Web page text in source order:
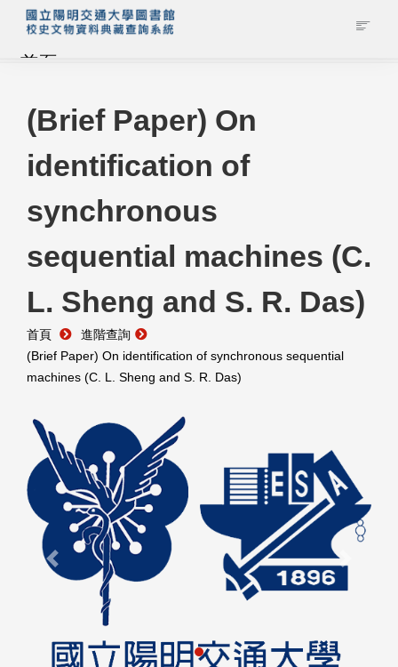
首頁
藏品查詢
校史館簡介
藏品清單全覽
資料調閱申請
管理者登入
(Brief Paper) On
identification of
synchronous
sequential machines (C.
L. Sheng and S. R. Das)
首頁
進階查詢
(Brief Paper) On identification of synchronous sequential
machines (C. L. Sheng and S. R. Das)
Previous Next